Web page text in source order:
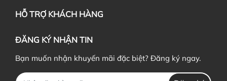
HỖ TRỢ KHÁCH HÀNG
ĐĂNG KÝ NHẬN TIN
Bạn muốn nhận khuyến mãi đặc biệt? Đăng ký ngay.